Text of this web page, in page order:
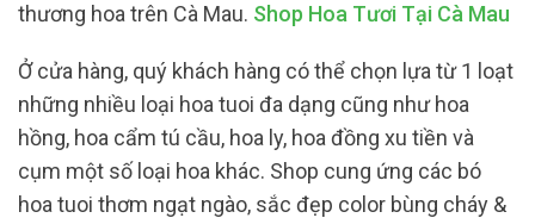
thương hoa trên Cà Mau. Shop Hoa Tươi Tại Cà Mau
Ở cửa hàng, quý khách hàng có thể chọn lựa từ 1 loạt
những nhiều loại hoa tuoi đa dạng cũng như hoa
hồng, hoa cẩm tú cầu, hoa ly, hoa đồng xu tiền và
cụm một số loại hoa khác. Shop cung ứng các bó
hoa tuoi thơm ngạt ngào, sắc đẹp color bùng cháy &